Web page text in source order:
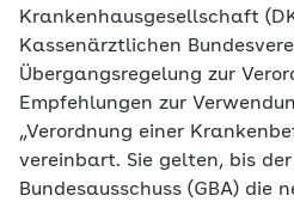
Krankenhausgesellschaft
Kassenärztlichen
Übergangsregelung zur
Empfehlungen zur
„Verordnung einer
vereinbart. Sie gelten, bis
Bundesausschuss (GBA) die